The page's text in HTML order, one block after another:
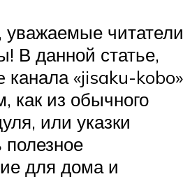
уважаемые читатели
В данной статье,
канала «jisaku-kobo»
как из обычного
или указки
полезное
для дома и